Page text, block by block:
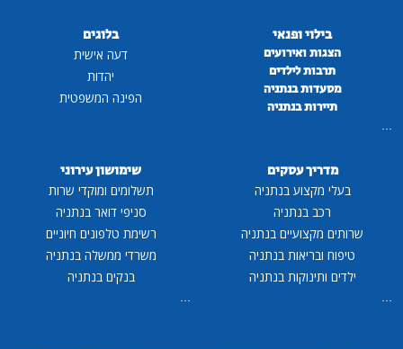
בילוי ופנאי
הצגות ואירועים
תרבות לילדים
מסעדות בנתניה
תיירות בנתניה
...
בלוגים
דעה אישית
יהדות
הפינה המשפטית
מדריך עסקים
בעלי מקצוע בנתניה
רכב בנתניה
שרותים מקצועיים בנתניה
טיפוח ובריאות בנתניה
ילדים ותינוקות בנתניה
...
שימושון עירוני
תשלומים ומוקדי שרות
סניפי דואר בנתניה
רשימת טלפונים חיוניים
משרדי ממשלה בנתניה
בנקים בנתניה
...